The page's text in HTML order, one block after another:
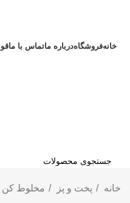
خانهفروشگاهدرباره ماتماس با ما
جستجوخانه پخت و پز مخلوط کن